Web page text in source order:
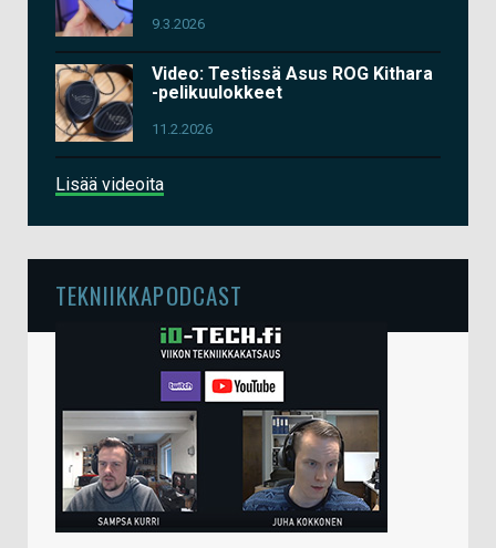
9.3.2026
Video: Testissä Asus ROG Kithara
-pelikuulokkeet
11.2.2026
Lisää videoita
TEKNIIKKAPODCAST